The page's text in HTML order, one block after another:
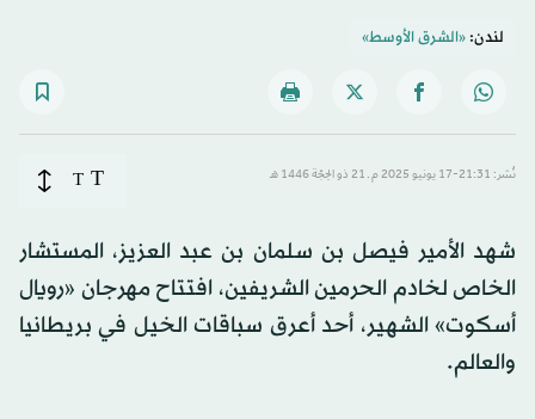
لندن:«الشرق الأوسط»
نُشر: 21:31-17 يونيو 2025 م ـ 21 ذو الحِجّة 1446 هـ T
T
شهد الأمير فيصل بن سلمان بن عبد العزيز، المستشار
الخاص لخادم الحرمين الشريفين، افتتاح مهرجان «رويال
أسكوت» الشهير، أحد أعرق سباقات الخيل في بريطانيا
والعالم.